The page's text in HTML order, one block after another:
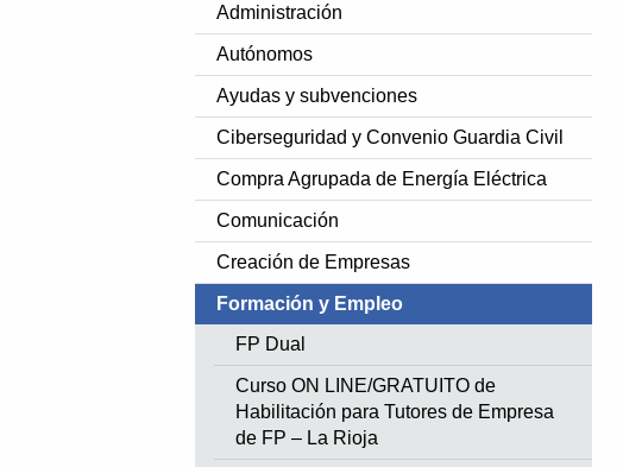
Administración
Autónomos
Ayudas y subvenciones
Ciberseguridad y Convenio Guardia Civil
Compra Agrupada de Energía Eléctrica
Comunicación
Creación de Empresas
Formación y Empleo
FP Dual
Curso ON LINE/GRATUITO de
Habilitación para Tutores de Empresa
de FP – La Rioja